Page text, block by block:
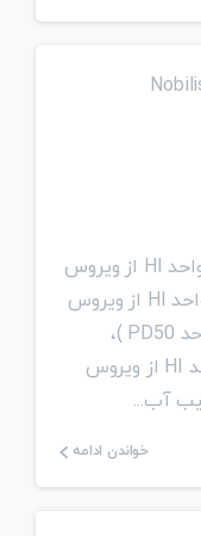
ترکیب: هر دز شامل حداقل 6Log2 واحد HI از ویروس
M41 (برونشیت)، حداقل 4.0Log2 واحد HI از ویروس
نیوکاسل ( 1/50 دز یا حداقل 50 واحد PD50 )،
همچنین شامل حداقل 6.5Log2 واحد HI از ویروس
خواندن ادامه